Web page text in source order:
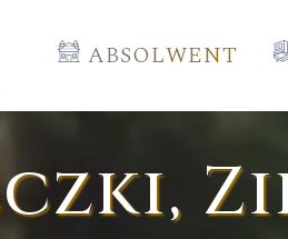
ABSOLWENT